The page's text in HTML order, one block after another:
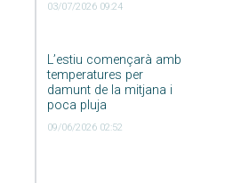
03/07/2026 09:24
L’estiu començarà amb
temperatures per
damunt de la mitjana i
poca pluja
09/06/2026 02:52